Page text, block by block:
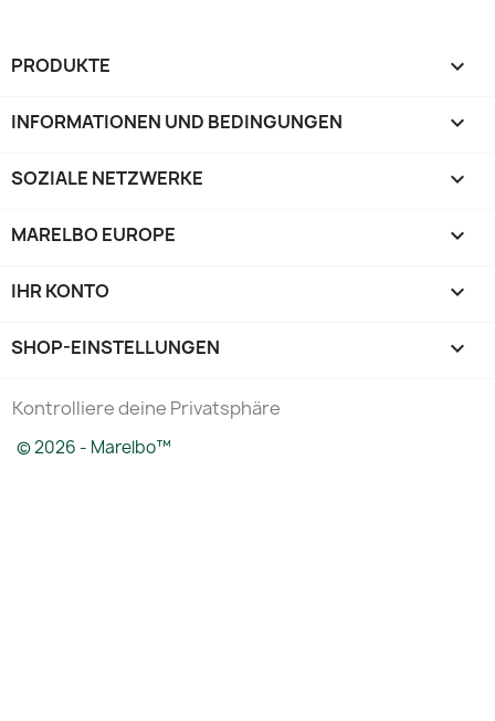
PRODUKTE 
INFORMATIONEN UND BEDINGUNGEN 
SOZIALE NETZWERKE 
MARELBO EUROPE 
IHR KONTO 
SHOP-EINSTELLUNGEN keyboard_arrow_down
Kontrolliere deine Privatsphäre
© 2026 - Marelbo™